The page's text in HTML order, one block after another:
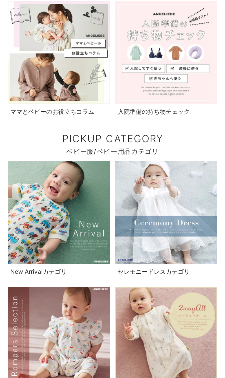
ママとベビーのお役立ちコラム 入院準備の持ち物チェック
PICKUP CATEGORY
ベビー服/ベビー用品カテゴリ
New Arrivalカテゴリ セレモニードレスカテゴリ